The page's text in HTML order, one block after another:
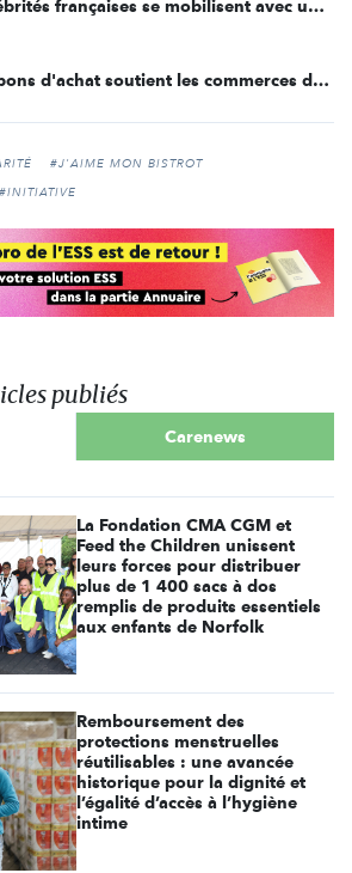
Une centaine de célébrités françaises se mobilisent avec une tombola solidaire au profit des soignants
Quand acheter des bons d'achat soutient les commerces de proximité impactés par la crise
#J'AIME MON BISTROT
#INITIATIVE
publiés
Carenews
La Fondation CMA CGM et
Feed the Children unissent
leurs forces pour distribuer
plus de 1 400 sacs à dos
remplis de produits essentiels
aux enfants de Norfolk
Remboursement des
protections menstruelles
réutilisables : une avancée
historique pour la dignité et
l’égalité d’accès à l’hygiène
intime